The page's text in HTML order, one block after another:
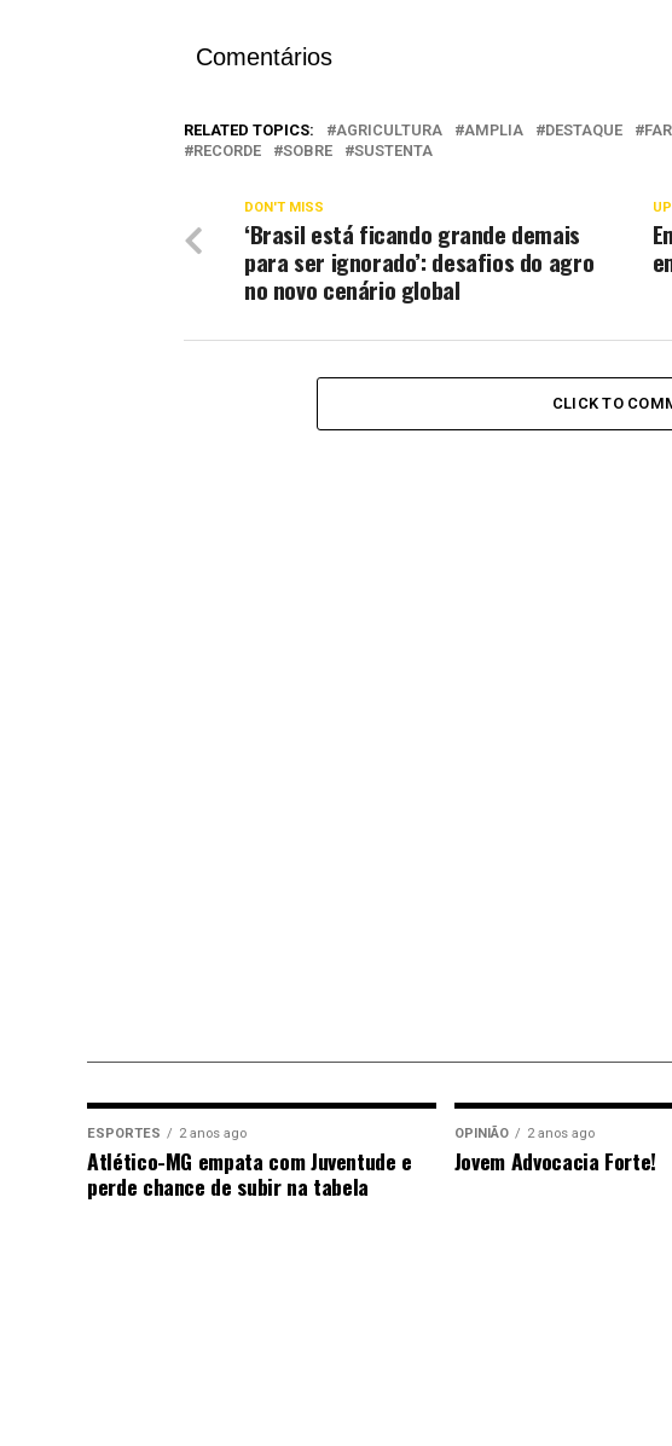
Comentários
RELATED TOPICS: AGRICULTURA AMPLIA DESTAQUE
RECORDE
SOBRE SUSTENTA
DON'T MISS
‘Brasil está ficando grande demais
para ser ignorado’: desafios do agro
no novo cenário global
CLICK TO
ESPORTES 2 anos ago
Atlético-MG empata com Juventude e
perde chance de subir na tabela
OPINIÃO 2 anos ago
Jovem Advocacia Forte!